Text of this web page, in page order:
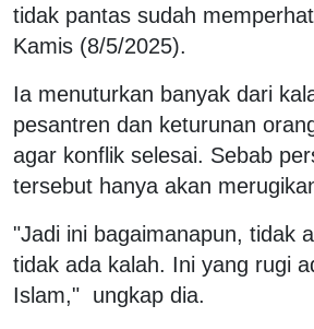
tidak pantas sudah
Kamis (8/5/2025).
Ia menuturkan banyak dari
pesantren dan keturunan
agar konflik selesai. Sebab
tersebut hanya akan
"Jadi ini bagaimanapun, tidak
tidak ada kalah. Ini yang rugi
Islam," ungkap dia.